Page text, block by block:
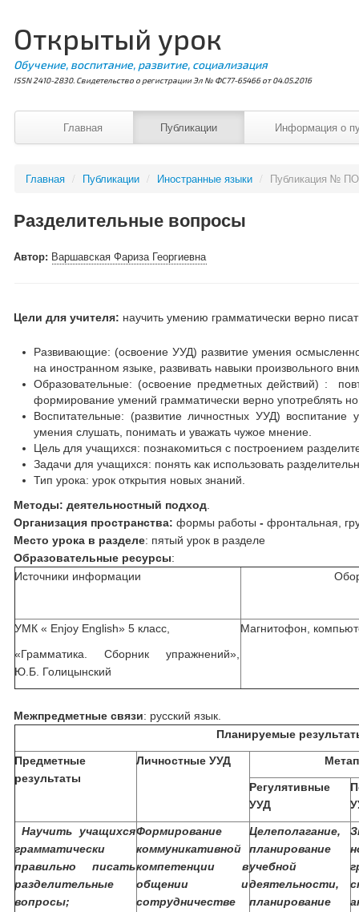
Открытый урок
Обучение, воспитание, развитие, социализация
ISSN 2410-2830. Свидетельство о регистрации Эл № ФС77-65466 от 04.05.2016
Главная Публикации Информация о
Главная / Публикации / Иностранные языки / Публикация №
Разделительные вопросы
Автор: Варшавская Фариза Георгиевна
Цели для учителя: научить умению грамматически верно
Развивающие: (освоение УУД) развитие умения
на иностранном языке, развивать навыки произвольного
Образовательные: (освоение предметных действий) :
формирование умений грамматически верно употреблять
Воспитательные: (развитие личностных УУД)
умения слушать, понимать и уважать чужое мнение.
Цель для учащихся: познакомиться с построением
Задачи для учащихся: понять как использовать
Тип урока: урок открытия новых знаний.
Методы: деятельностный подход
Организация пространства:формы работы - фронтальная,
Место урока в разделе: пятый урок в разделе
Образовательные ресурсы:
Источники информации
УМК « Enjoy English» 5 класс,
«Грамматика. Сборник упражнений»,
Ю.Б. Голицынский
Магнитофон,
Межпредметные связи: русский язык.
Планируемые
Предметные
результаты
Личностные УУД
Регулятивные
УУД
Научить учащихся
грамматически
правильно писать
разделительные
вопросы;
Формирование
коммуникативной
компетенции в
общении и
сотрудничестве
Целеполагание,
планирование
учебной
деятельности,
планирование